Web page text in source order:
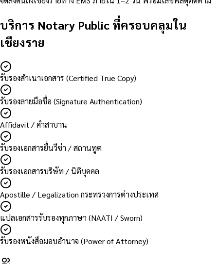
บริการ Notary Public ที่ครอบคลุมใน
เชียงราย
รับรองสำเนาเอกสาร (Certified True Copy)
รับรองลายมือชื่อ (Signature Authentication)
Affidavit / คำสาบาน
รับรองเอกสารยื่นวีซ่า / สถานทูต
รับรองเอกสารบริษัท / นิติบุคคล
Apostille / Legalization กระทรวงการต่างประเทศ
แปลเอกสารรับรองทุกภาษา (NAATI / Sworn)
รับรองหนังสือมอบอำนาจ (Power of Attorney)